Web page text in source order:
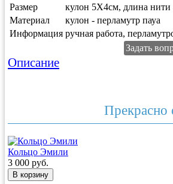
Размер
кулон 5X4см, длина нити
Материал
кулон - перламутр пауа
Информация ручная работа,
Задать
Описание
Прекрасно
Кольцо Эмили
3 000 руб.